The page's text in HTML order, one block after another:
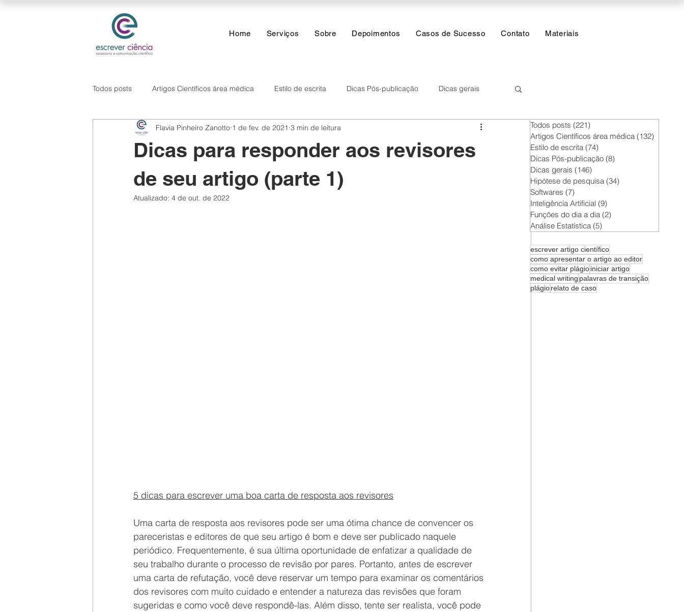
Home Serviços Sobre Depoimentos Casos de Sucesso Contato Materiais
Todos posts Artigos Científicos área médica Estilo de escrita Dicas Pós-publicação Dicas gerais
Hipótese de pesquisa Softwares Inteligência Artificial Análise Estatística
Dicas para responder aos revisores
de seu artigo (parte 1)
Flavia Pinheiro Zanotto 1 de fev. de 2021 3 min de leitura
Atualizado: 4 de out. de 2022
5 dicas para escrever uma boa carta de resposta aos revisores
Uma carta de resposta aos revisores pode ser uma ótima chance de convencer os
pareceristas e editores de que seu artigo é bom e deve ser publicado naquele
periódico. Frequentemente, é sua última oportunidade de enfatizar a qualidade de
seu trabalho durante o processo de revisão por pares. Portanto, antes de escrever
uma carta de refutação, você deve reservar um tempo para examinar os comentários
dos revisores com muito cuidado e entender a natureza das revisões que foram
sugeridas e como você deve respondê-las. Além disso, tente ser realista, você pode
Todos posts (221)
Artigos Científicos área médica (132)
Estilo de escrita (74)
Dicas Pós-publicação (8)
Dicas gerais (146)
Hipótese de pesquisa (34)
Softwares (7)
Inteligência Artificial (9)
Funções do dia a dia (2)
Análise Estatística (5)
escrever artigo científico
como apresentar o artigo ao editor
como evitar plágioiniciar artigo
medical writing palavras de transição
plágiorelato de caso